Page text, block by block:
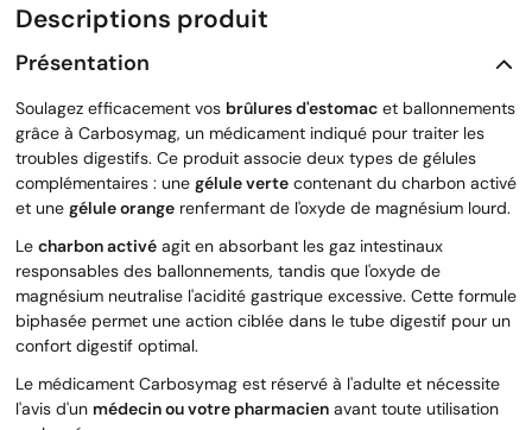
Descriptions produit
Présentation
Soulagez efficacement vos brûlures d'estomac et ballonnements
grâce à Carbosymag, un médicament indiqué pour traiter les
troubles digestifs. Ce produit associe deux types de gélules
complémentaires : une gélule verte contenant du charbon activé
et une gélule orange renfermant de l'oxyde de magnésium lourd.
Le charbon activé agit en absorbant les gaz intestinaux
responsables des ballonnements, tandis que l'oxyde de
magnésium neutralise l'acidité gastrique excessive. Cette formule
biphasée permet une action ciblée dans le tube digestif pour un
confort digestif optimal.
Le médicament Carbosymag est réservé à l'adulte et nécessite
l'avis d'un médecin ou votre pharmacien avant toute utilisation